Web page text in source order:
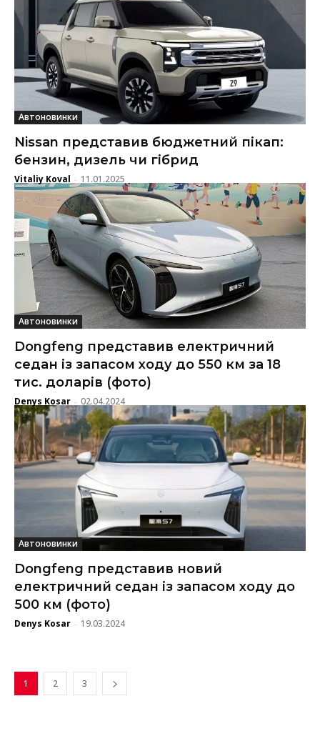
Автоновинки
Nissan представив бюджетний пікап:
бензин, дизель чи гібрид
Vitaliy Koval - 11.01.2025
Автоновинки
Dongfeng представив електричний
седан із запасом ходу до 550 км за 18
тис. доларів (фото)
Denys Kosar - 02.04.2024
Автоновинки
Dongfeng представив новий
електричний седан із запасом ходу до
500 км (фото)
Denys Kosar - 19.03.2024
1 2 3